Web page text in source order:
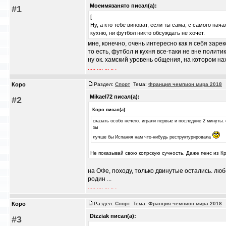
#1
Моеимязанято писал(а):
[
Ну, а кто тебе виноват, если ты сама, с самого
кухню, ни футбол никто обсуждать не хочет.
мне, конечно, очень интересно как я себя
то есть, футбол и кухня все-таки не вне
ну ок. хамский уровень общения, на котором
..... .... ... .. .
Коро
#2
Раздел: Спорт Тема: Франция чемпион мира 2018
Mikael72 писал(а):
Коро писал(а):
сказать особо нечего. играли первые и последние 2
зы
лучше бы Испания нам что-нибудь реструктурировала
Не показывай свою копрскую сучность. Даже пенс из
на ОФе, походу, только двинутые остались.
родин ...
..... .... ... .. .
Коро
#3
Раздел: Спорт Тема: Франция чемпион мира 2018
Dizziak писал(а):